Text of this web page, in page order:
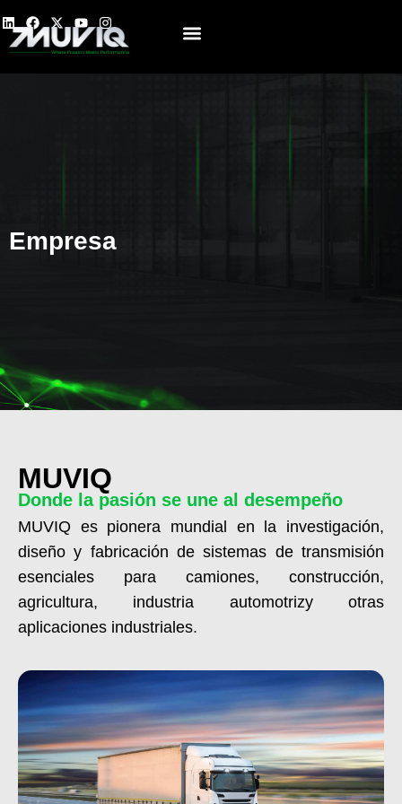
Empresa
MUVIQ
Donde la pasión se une al desempeño
MUVIQ es pionera mundial en la investigación,
diseño y fabricación de sistemas de transmisión
esenciales para camiones, construcción,
agricultura, industria automotrizy otras
aplicaciones industriales.